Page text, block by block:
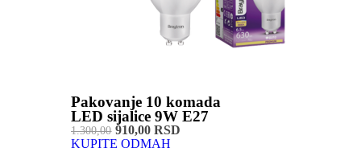
Pakovanje 10 komada
LED sijalice 9W E27
1.300,00910,00 RSD
KUPITE ODMAH